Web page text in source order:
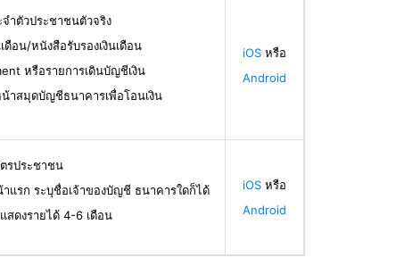
จำตัวประชาชนตัวจริง
ดือน/หนังสือรับรองเงินเดือน
หรือรายการเดินบัญชีเงิน
น้าสมุดบัญชีธนาคารเพื่อโอนเงิน
iOS หรือ
Android
รประชาชน
แรก ระบุชื่อเจ้าของบัญชี ธนาคารใดก็ได้
แสดงรายได้ 4-6 เดือน
iOS หรือ
Android